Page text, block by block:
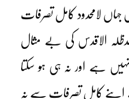
جہاں لامحدود کامل تصرفات
الاقدس کی بے مثال
نہیں ہے اور نہ ہی ہو سکتا
کامل تصرفات سے نہ